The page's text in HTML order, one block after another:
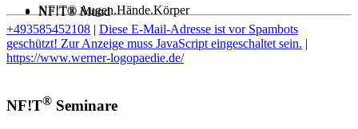
NF!T® Mund
NF!T® Augen.Hände.Körper
+493585452108 | Diese E-Mail-Adresse ist vor Spambots
geschützt! Zur Anzeige muss JavaScript eingeschaltet sein. |
https://www.werner-logopaedie.de/
NF!T® Seminare